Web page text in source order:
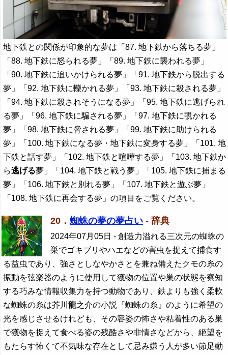
地下鉄との関係が印象的な夢は「87. 地下鉄から落ちる夢」
「88. 地下鉄に怒られる夢」「89. 地下鉄に襲われる夢」
「90. 地下鉄に追いかけられる夢」「91. 地下鉄から脱出する
夢」「92. 地下鉄に轢かれる夢」「93. 地下鉄に殺される夢」
「94. 地下鉄に殺されそうになる夢」「95. 地下鉄に逃げられ
る夢」「96. 地下鉄に騙される夢」「97. 地下鉄に覗かれる
夢」「98. 地下鉄に脅される夢」「99. 地下鉄に助けられる
夢」「100. 地下鉄になる夢・地下鉄に変身する夢」「101. 地
下鉄と話す夢」「102. 地下鉄と喧嘩する夢」「103. 地下鉄か
ら逃げる夢」「104. 地下鉄と戦う夢」「105. 地下鉄に捕まる
夢」「106. 地下鉄と別れる夢」「107. 地下鉄と遊ぶ夢」
「108. 地下鉄に再会する夢」の項目をご覧ください。
20． 蜘蛛の夢の夢占い - 辞典
2024年07月05日 - 創造力溢れる三次元の蜘蛛の
巣でゴキブリやハエなどの害虫を捉えて捕食す
る益虫であり、強さとしなやかさとを兼ね備えたクモの糸の
振動を弦楽器のように使用して獲物の位置や巣の状態を察知
する巧みな情報収集力を持つ動物であり、鉄よりも強く柔軟
な蜘蛛の糸は芥川龍之介の小説『蜘蛛の糸』のように希望の
光を感じさせるけれども、その容姿の怖さや粘着性のある巣
で獲物を捉えて食べる姿の残酷さや非情さなどから、絶望を
もたらす怖くて不気味な存在として忌み嫌う人が多い節足動